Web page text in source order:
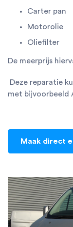
Carter pan
Motorolie
Oliefilter
De meerprijs
Deze reparatie
met bijvoorbeeld
Maak direct